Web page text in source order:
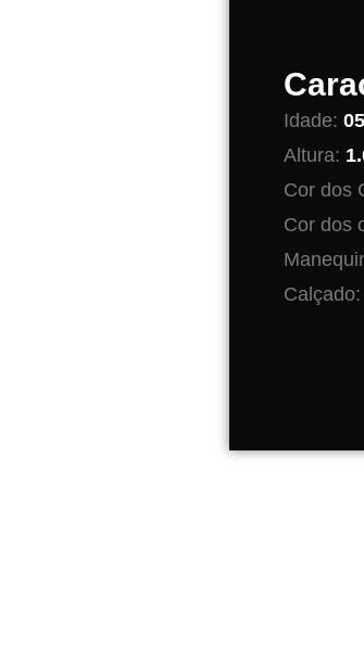
Idade: 05
Altura:
Cor dos
Cor dos
Calçado: